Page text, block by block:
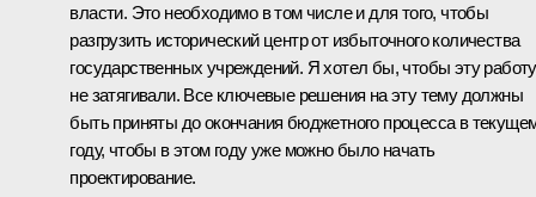
власти. Это необходимо в том числе и для того, чтобы
разгрузить исторический центр от избыточного количества
государственных учреждений. Я хотел бы, чтобы эту работу
не затягивали. Все ключевые решения на эту тему должны
быть приняты до окончания бюджетного процесса в
году, чтобы в этом году уже можно было начать
проектирование.